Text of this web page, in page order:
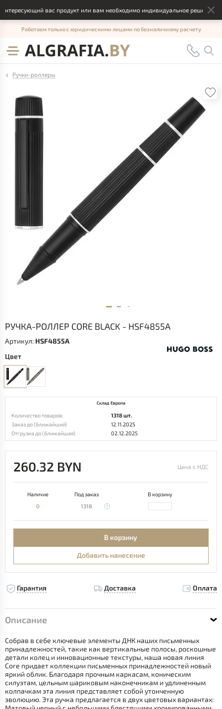
вас продукт или вам необходимо индивидуальное решение,
Работаем только с юридическими лицами по безналичному расчету
Ручки-роллеры
РУЧКА-РОЛЛЕР CORE BLACK - HSF4855A
Артикул: HSF4855A
Цвет
Склад Европа
Количество товаров:
1318 шт.
Заказ до (ближайший)
12.11.2025
Отгрузка до (ближайшая)
02.12.2025
260.32 BYN Цена с НДС
Наличие Под заказ
В корзину
0
1318
В корзину
Добавить нанесение
Гарантия Доставка Оплата
Описание
Собрав в себе ключевые элементы ДНК наших письменных
принадлежностей, такие как вертикальные полосы, роскошные
детали колец и инновационные текстуры, наша новая линия
Core придает коллекции письменных принадлежностей новый
яркий облик. Благодаря прочным каркасам, коническим
силуэтам, цельным шариковым наконечникам и удлиненным
колпачкам эта линия представляет собой утонченную
эволюцию. Эта ручка предлагается в двух цветовых вариантах: